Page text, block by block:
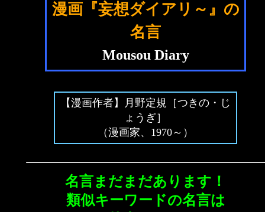
漫画『妄想ダイアリ～』の
名言
Mousou Diary
【漫画作者】月野定規［つきの・じ
ょうぎ］
（漫画家、1970～）
名言まだまだあります！
類似キーワードの名言は